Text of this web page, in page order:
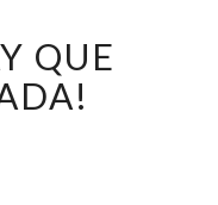
QUE